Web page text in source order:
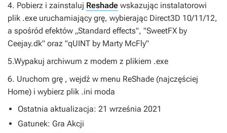
4. Pobierz i zainstaluj Reshade wskazując instalatorowi
plik .exe uruchamiający grę, wybierając Direct3D 10/11/12,
a spośród efektów „Standard effects", "SweetFX by
Ceejay.dk" oraz "qUINT by Marty McFly"
5.Wypakuj archiwum z modem z plikiem .exe
6. Uruchom grę , wejdź w menu ReShade (najczęściej
Home) i wybierz plik .ini moda
Ostatnia aktualizacja: 21 września 2021
Gatunek: Gra Akcji